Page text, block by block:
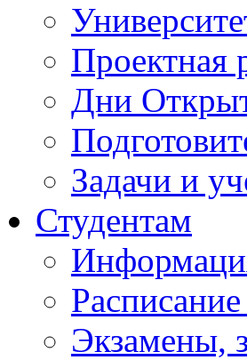
Проектная
Дни
Задачи и
Студентам
Экзамены,